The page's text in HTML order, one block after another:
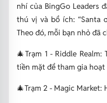
nhí của BingGo Leaders
thú vị và bổ ích: “Santa
Theo đó, mỗi bạn nhỏ đã
🎄Trạm 1 - Riddle
tiền mặt để tham gia
🎄Trạm 2 - Magic Market: